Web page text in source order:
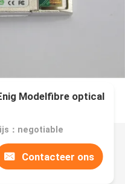
Modelfibre optical
：negotiable
Contacteer ons